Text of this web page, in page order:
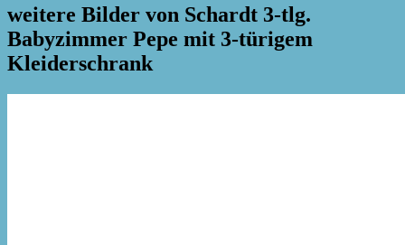
weitere Bilder von Schardt 3-tlg.
Babyzimmer Pepe mit 3-türigem
Kleiderschrank